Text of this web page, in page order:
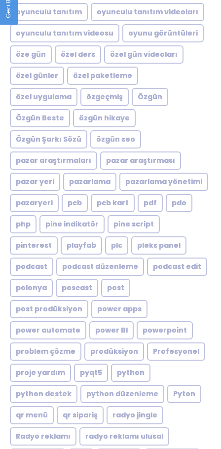
oyunculu tanıtım oyunculu tanıtım videoları
oyunculu tanıtım videosu oyunu görüntüleri
öze gün özel ders özel gün videoları
özel günler özel paketleme
özel uygulama özgeçmiş Özgün
Özgün Beste özgün hikaye
Özgün Şarkı Sözü özgün seo
pazar araştırmaları pazar araştırması
pazar yeri pazarlama pazarlama yönetimi
pazaryeri pcb pcb kart pdf pdo
php pine indikatör pine script
pinterest playfab plc pleks panel
podcast podcast düzenleme podcast edit
polonya poscast post
post prodüksiyon power apps
power automate power BI powerpoint
problem çözme prodüksiyon Profesyonel
proje yardım pyqt5 python
python destek python düzenleme Pyton
qr menü qr sipariş radyo jingle
Radyo reklamı radyo reklamı ulusal